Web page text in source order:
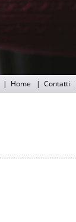
| Home | Contatti